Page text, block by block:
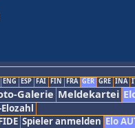
ENG ESP FAI FIN FRA GER GRE INA
Galerie Meldekartei
Spieler anmelden Elo